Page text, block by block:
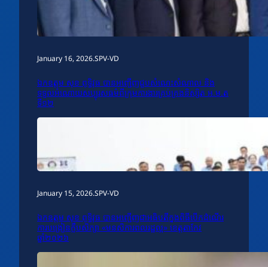
January 16, 2026.SPV-VD
ឯកឧត្តម សុខ ពុទ្ធិវុធ បានអញ្ជើញជួបសំណេះសំណាល និង
ទទួលអំណោយសប្បុរសធម៌ពីក្រុមការងារគ្រប់គ្រងនិស្សិត អ.ម.ត
ទី១២
January 15, 2026.SPV-VD
ឯកឧត្តម សុខ ពុទ្ធិវុធ បានអញ្ជើញជាអធិបតីក្នុងពិធីបើកដំណើរ
ការបង្រៀនក្លឹបសិក្សា «មនសិការពលរដ្ឋល្អ» ខេត្តតាកែវ
ឆ្នាំ២០២៦